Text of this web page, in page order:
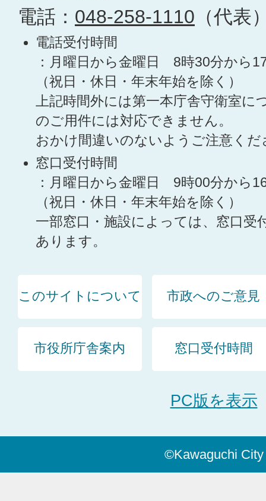
電話： 048-258-1110 （代表
電話受付時間
：月曜日から金曜日 8時30分から
（祝日・休日・年末年始を除く）
上記時間外には第一本庁舎守衛室に
のご用件には対応できません。
おかけ間違いのないようご注意くだ
窓口受付時間
：月曜日から金曜日 9時00分から
（祝日・休日・年末年始を除く）
一部窓口・施設によっては、窓口受
あります。
このサイトについて 市政へのご意見
市役所庁舎案内 窓口受付時間
PC版を表示
©Kawaguchi City